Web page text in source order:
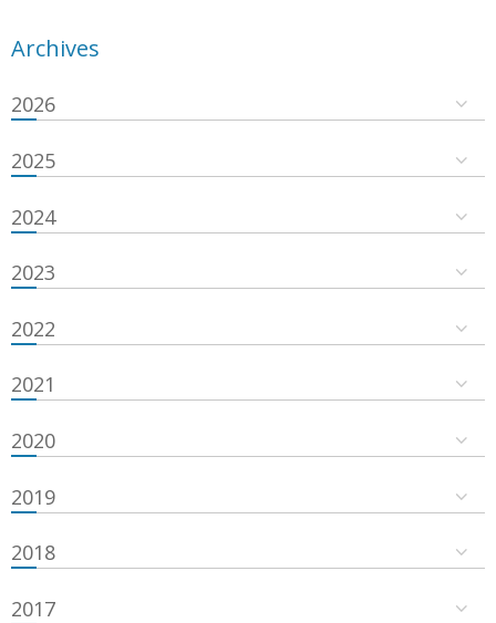
Archives
2026
2025
2024
2023
2022
2021
2020
2019
2018
2017